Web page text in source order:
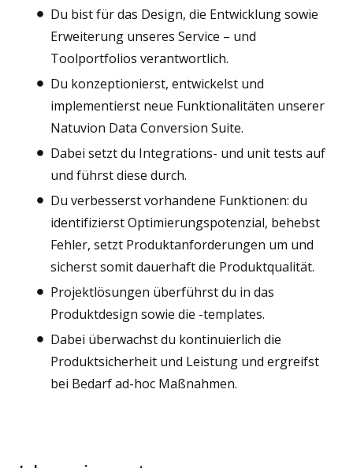
Du bist für das Design, die Entwicklung sowie
Erweiterung unseres Service – und
Toolportfolios verantwortlich.
Du konzeptionierst, entwickelst und
implementierst neue Funktionalitäten unserer
Natuvion Data Conversion Suite.
Dabei setzt du Integrations- und unit tests auf
und führst diese durch.
Du verbesserst vorhandene Funktionen: du
identifizierst Optimierungspotenzial, behebst
Fehler, setzt Produktanforderungen um und
sicherst somit dauerhaft die Produktqualität.
Projektlösungen überführst du in das
Produktdesign sowie die -templates.
Dabei überwachst du kontinuierlich die
Produktsicherheit und Leistung und ergreifst
bei Bedarf ad-hoc Maßnahmen.